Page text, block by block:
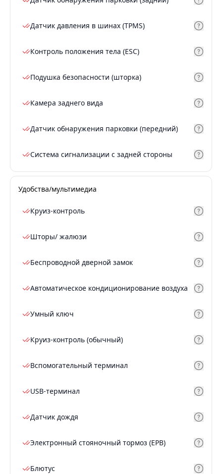
Датчик давления в шинах (TPMS)
Контроль положения тела (ESC)
Подушка безопасности (шторка)
Камера заднего вида
Датчик обнаружения парковки (передний)
Система сигнализации с задней стороны
Удобства/мультимедиа
Круиз-контроль
Шторы/ жалюзи
Беспроводной дверной замок
Автоматическое кондиционирование воздуха
Умный ключ
Круиз-контроль (обычный)
Вспомогательный терминал
USB-терминал
Датчик дождя
Электронный стояночный тормоз (EPB)
Блютус